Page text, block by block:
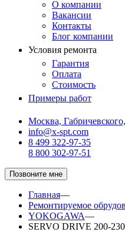
О компании
Вакансии
Контакты
Блог компании
Условия ремонта
Гарантия
Оплата
Стоимость
Примеры работ
Москва,
info@x-spt.com
8 499 322-97-35
8 800 302-97-51
Позвоните мне
Главная—
Ремонтируемое
YOKOGAWA—
SERVO DRIVE 200-